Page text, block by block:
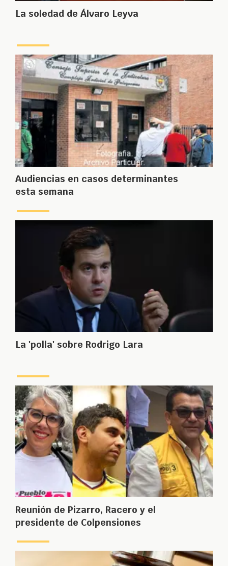
La soledad de Álvaro Leyva
Audiencias en casos determinantes
esta semana
La 'polla' sobre Rodrigo Lara
Reunión de Pizarro, Racero y el
presidente de Colpensiones